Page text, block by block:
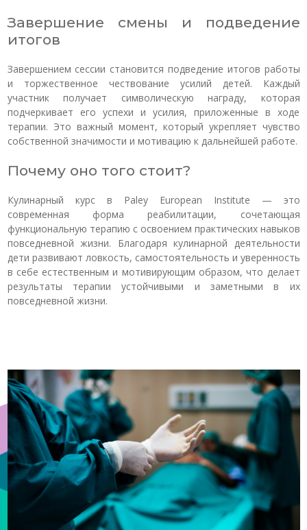
Завершение смены и подведение
итогов
Завершением сессии становится подведение итогов работы
и торжественное чествование усилий детей. Каждый
участник получает символическую награду, которая
подчеркивает его успехи и усилия, приложенные в ходе
терапии. Это важный момент, который укрепляет чувство
собственной значимости и мотивацию к дальнейшей работе.
Почему оно того стоит?
Кулинарный курс в Paley European Institute — это
современная форма реабилитации, сочетающая
функциональную терапию с освоением практических навыков
повседневной жизни. Благодаря кулинарной деятельности
дети развивают ловкость, самостоятельность и уверенность
в себе естественным и мотивирующим образом, что делает
результаты терапии устойчивыми и заметными в их
повседневной жизни.